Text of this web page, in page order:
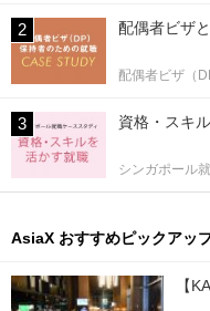
配偶者ビザ
配偶者ビザ（
資格・スキ
シンガポール
AsiaX おすすめピックアッ
【